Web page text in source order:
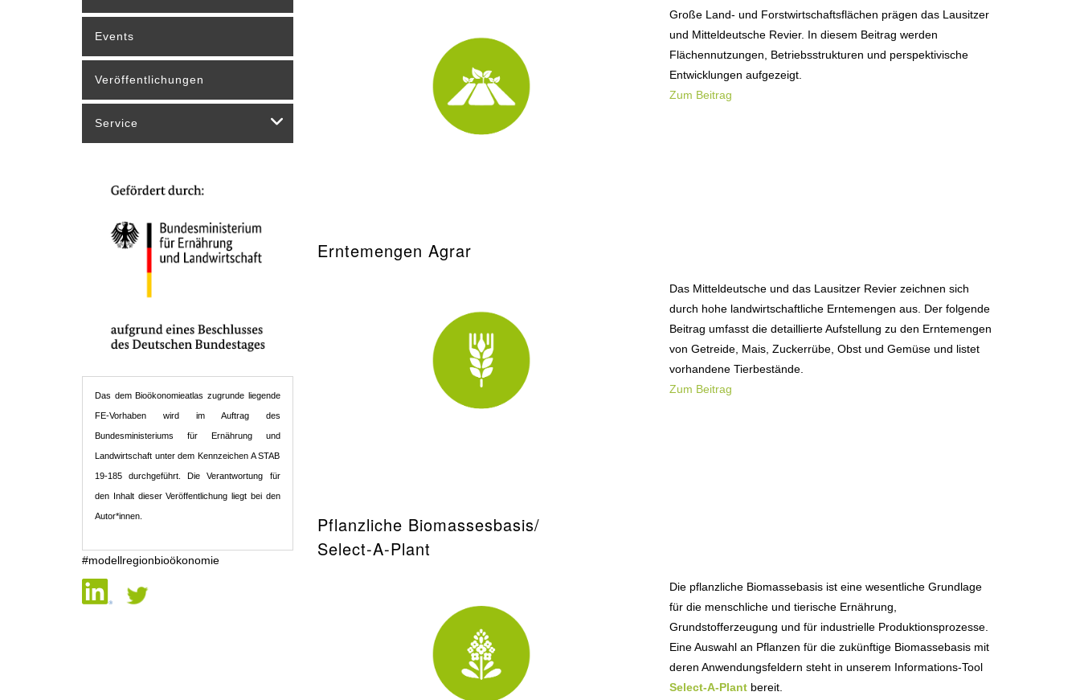
Große Land- und Forstwirtschaftsflächen prägen das Lausitzer
und Mitteldeutsche Revier. In diesem Beitrag werden
Flächennutzungen, Betriebsstrukturen und perspektivische
Entwicklungen aufgezeigt.
Zum Beitrag
Erntemengen Agrar
Das Mitteldeutsche und das Lausitzer Revier zeichnen sich
durch hohe landwirtschaftliche Erntemengen aus. Der folgende
Beitrag umfasst die detaillierte Aufstellung zu den Erntemengen
von Getreide, Mais, Zuckerrübe, Obst und Gemüse und listet
vorhandene Tierbestände.
Zum Beitrag
Pflanzliche Biomassesbasis/
Select-A-Plant
Die pflanzliche Biomassebasis ist eine wesentliche Grundlage
für die menschliche und tierische Ernährung,
Grundstofferzeugung und für industrielle Produktionsprozesse.
Eine Auswahl an Pflanzen für die zukünftige Biomassebasis mit
deren Anwendungsfeldern steht in unserem Informations-Tool
Select-A-Plant bereit.
Events
Veröffentlichungen
Service
Das dem Bioökonomieatlas zugrunde liegende
FE-Vorhaben wird im Auftrag des
Bundesministeriums für Ernährung und
Landwirtschaft unter dem Kennzeichen A STAB
19-185 durchgeführt. Die Verantwortung für
den Inhalt dieser Veröffentlichung liegt bei den
Autor*innen.
#modellregionbioökonomie